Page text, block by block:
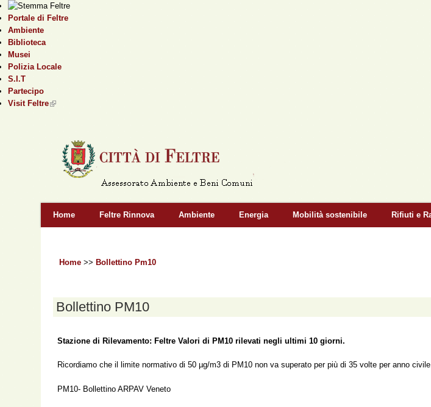
Portale di Feltre
Ambiente
Biblioteca
Musei
Polizia Locale
S.I.T
Partecipo
Visit Feltre(link is external)
Home Feltre Rinnova Ambiente Energia Mobilità sostenibile Rifiuti e
Home >> Bollettino Pm10
Bollettino PM10
Stazione di Rilevamento: Feltre Valori di PM10 rilevati negli ultimi 10 giorni.
Ricordiamo che il limite normativo di 50 µg/m3 di PM10 non va superato per più di 35 volte per anno
PM10- Bollettino ARPAV Veneto